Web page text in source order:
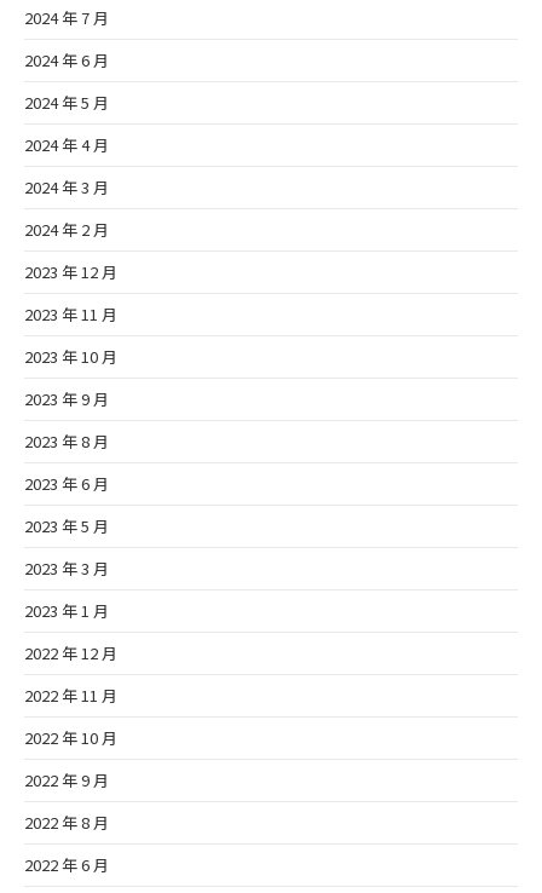
2024 年 7 月
2024 年 6 月
2024 年 5 月
2024 年 4 月
2024 年 3 月
2024 年 2 月
2023 年 12 月
2023 年 11 月
2023 年 10 月
2023 年 9 月
2023 年 8 月
2023 年 6 月
2023 年 5 月
2023 年 3 月
2023 年 1 月
2022 年 12 月
2022 年 11 月
2022 年 10 月
2022 年 9 月
2022 年 8 月
2022 年 6 月